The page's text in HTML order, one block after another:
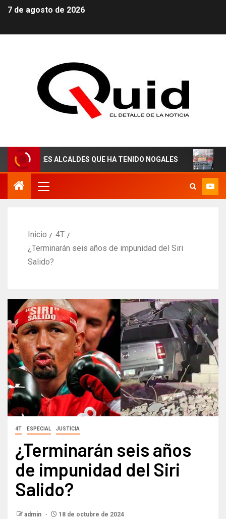
7 de agosto de 2026
ALCALDES QUE HA TENIDO NOGALES ¡AGUAS
Inicio
4T
¿Terminarán seis años de impunidad del Siri
Salido?
4T ESPECIAL JUSTICIA
¿Terminarán seis años
de impunidad del Siri
Salido?
admin 18 de octubre de 2024